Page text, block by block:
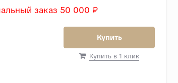
заказ 50 000 ₽
Купить
Купить в 1 клик